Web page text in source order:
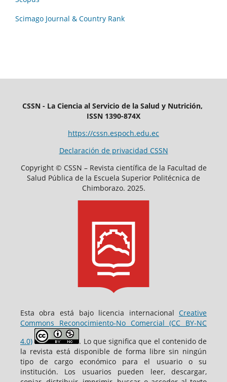
Scimago Journal & Country Rank
CSSN - La Ciencia al Servicio de la Salud y Nutrición,
ISSN 1390-874X
https://cssn.espoch.edu.ec
Declaración de privacidad CSSN
Copyright © CSSN – Revista científica de la Facultad de
Salud Pública de la Escuela Superior Politécnica de
Chimborazo. 2025.
Esta obra está bajo licencia internacionalCreative
Commons Reconocimiento-No Comercial (CC BY-NC
4.0)
. Lo que significa que el contenido de
la revista está disponible de forma libre sin ningún
tipo de cargo económico para el usuario o su
institución. Los usuarios pueden leer, descargar,